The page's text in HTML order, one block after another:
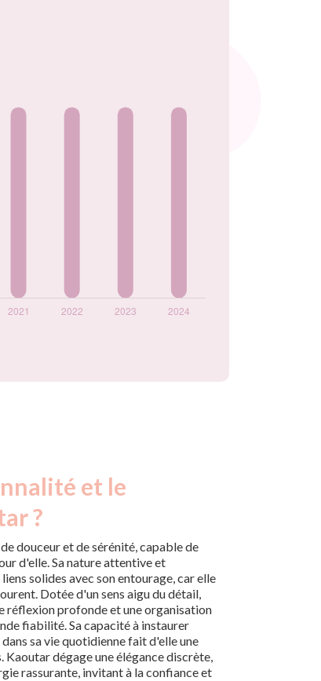
et le
?
douceur et de sérénité, capable de
d'elle. Sa nature attentive et
solides avec son entourage, car elle
Dotée d'un sens aigu du détail,
réflexion profonde et une organisation
fiabilité. Sa capacité à instaurer
sa vie quotidienne fait d'elle une
dégage une élégance discrète,
rassurante, invitant à la confiance et